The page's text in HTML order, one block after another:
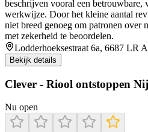
beschrijven vooral een betrouwbare,
werkwijze. Door het kleine aantal
niet breed genoeg om patronen over
met zekerheid te beoordelen.
Lodderhoeksestraat 6a, 6687 LR
Bekijk details
Clever - Riool ontstoppen
Nu open